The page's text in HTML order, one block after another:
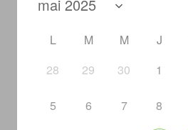
L M M J
28
29 30 1
5 6 7 8